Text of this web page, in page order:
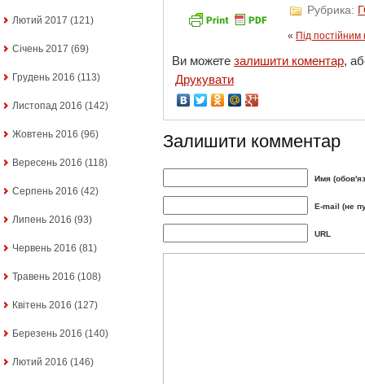
Лютий 2017 (121)
Січень 2017 (69)
Грудень 2016 (113)
Листопад 2016 (142)
Жовтень 2016 (96)
Вересень 2016 (118)
Серпень 2016 (42)
Липень 2016 (93)
Червень 2016 (81)
Травень 2016 (108)
Квітень 2016 (127)
Березень 2016 (140)
Лютий 2016 (146)
Рубрика:
« Під
Ви можете залишити коментар,
Друкувати
Залишити комментар
Имя
E-mail (не
URL